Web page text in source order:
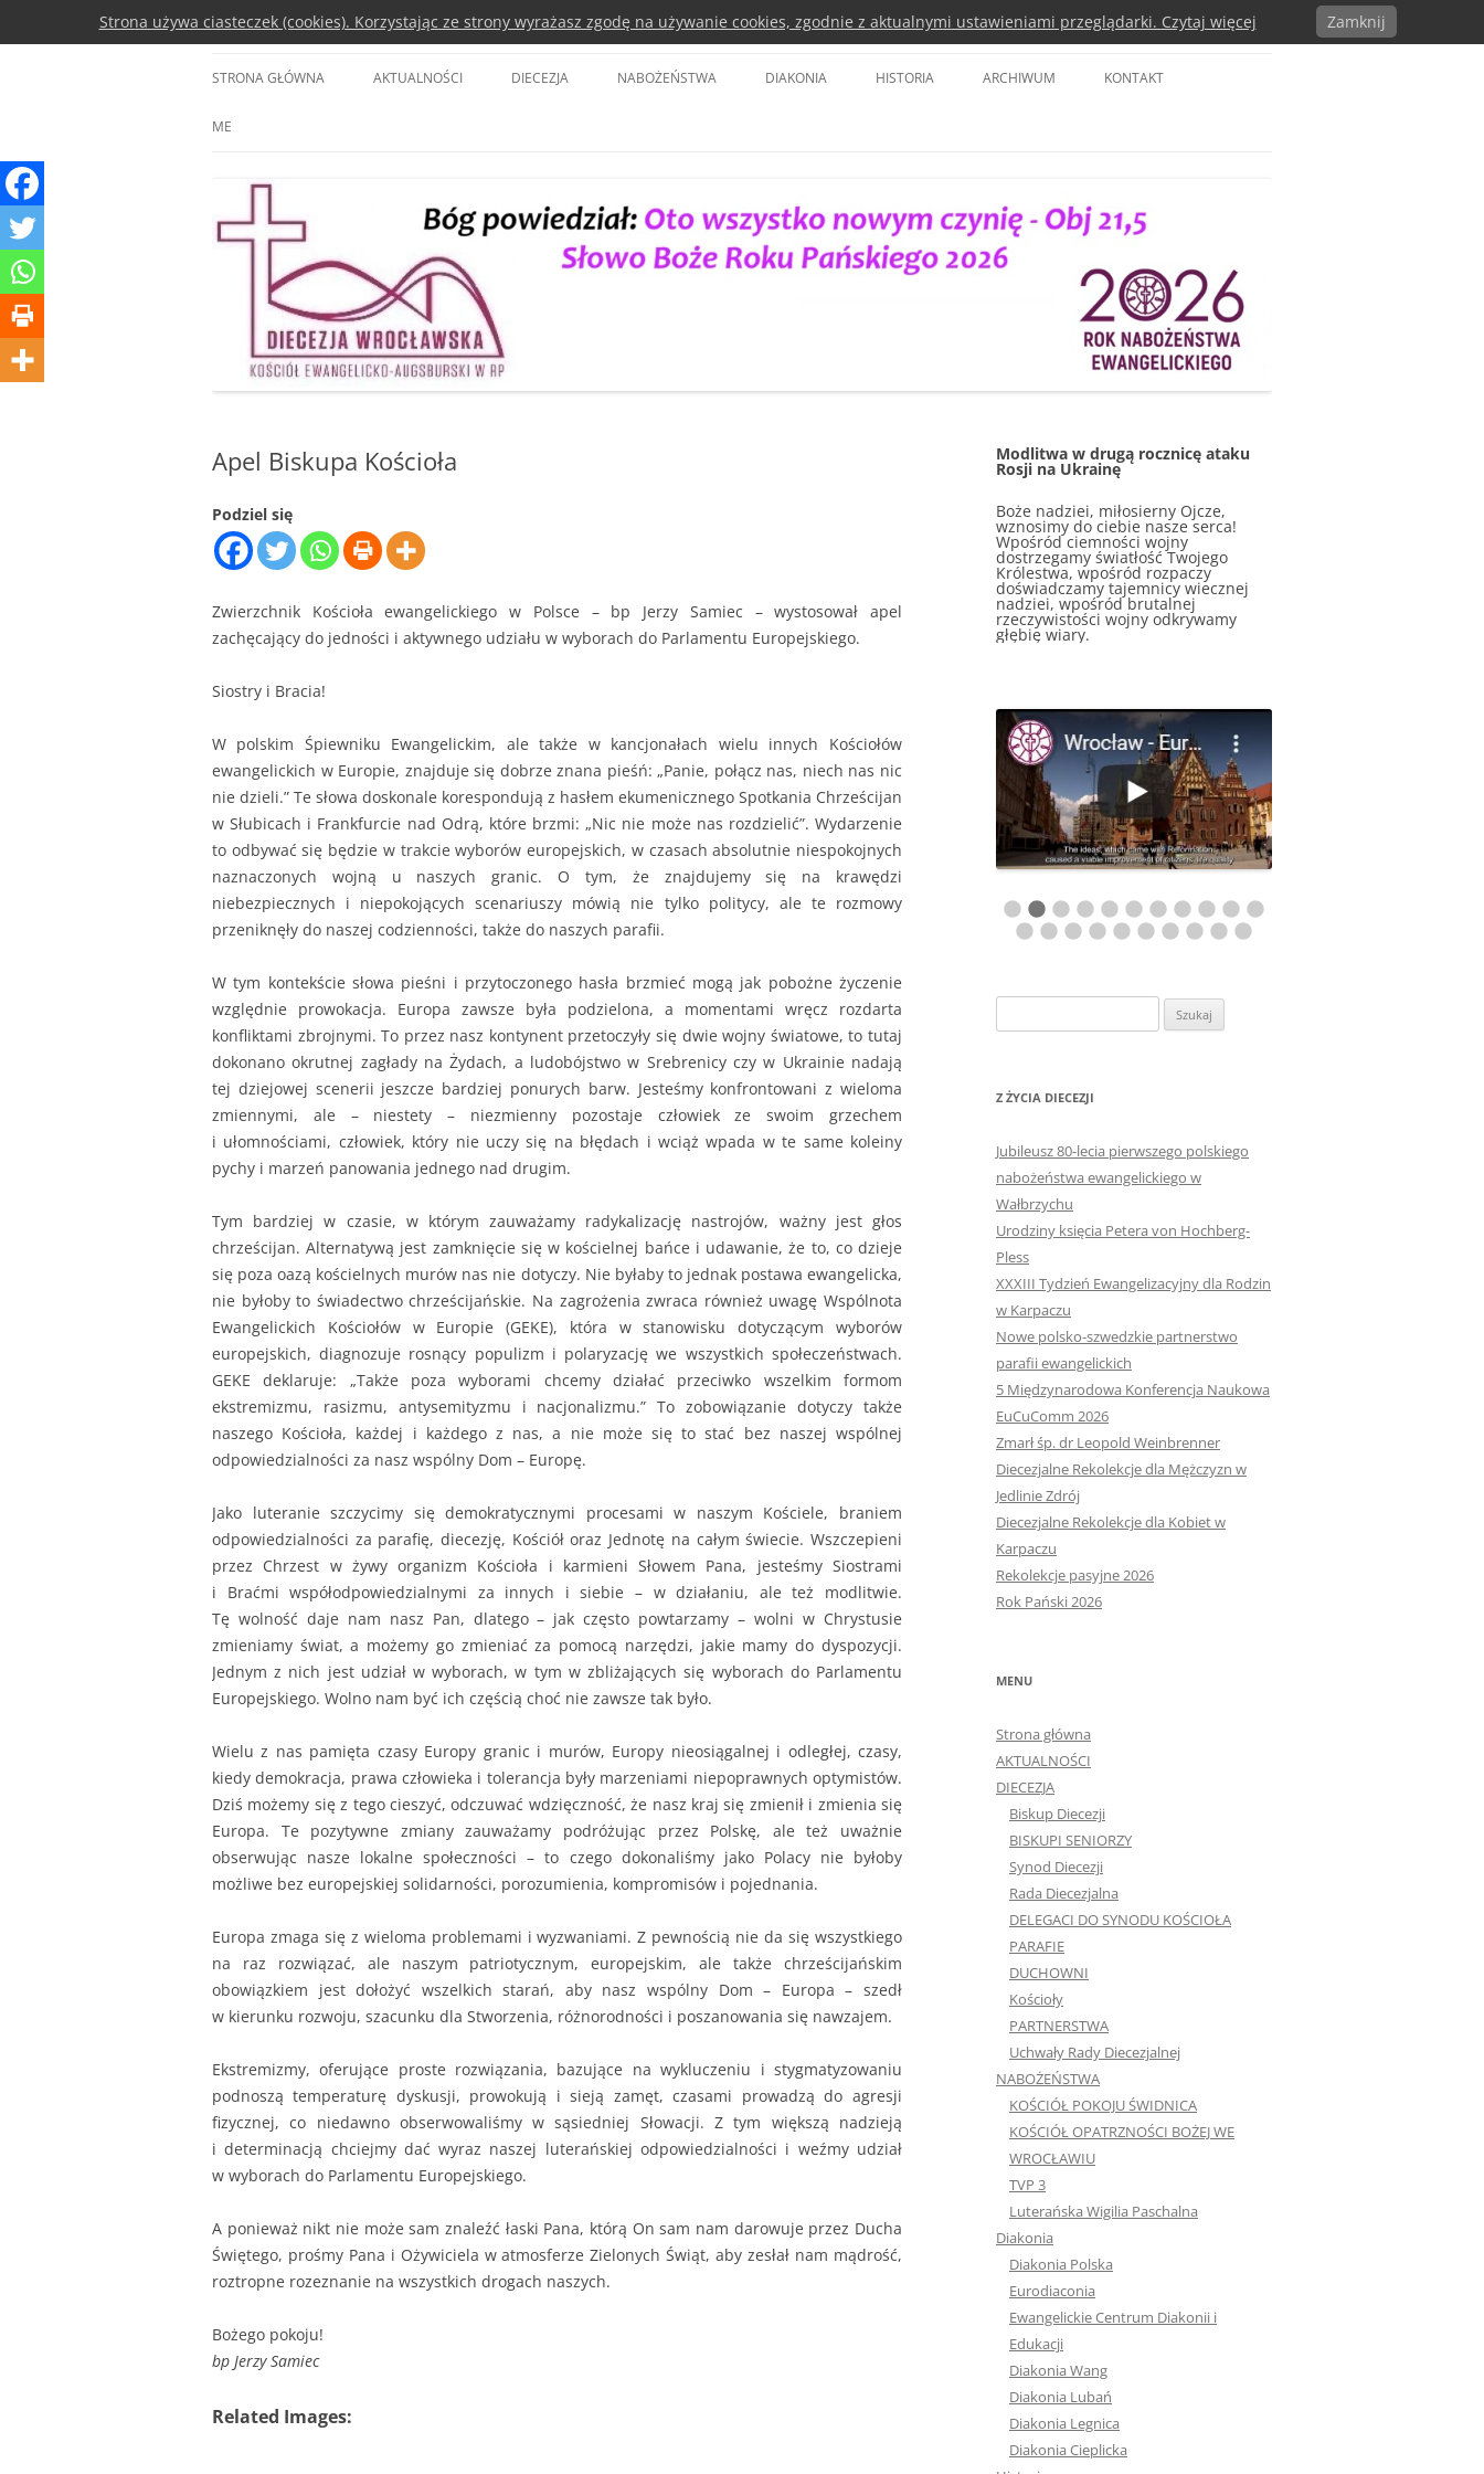
do
treści
Diecezja Wrocławska Kościoła Ewangelicko-Augsburska w RP
STRONA GŁÓWNA AKTUALNOŚCI DIECEZJA
SYNOD DIECEZJI
RADA DIECEZJALNA
DUCHOWNI
NABOŻEŃSTWA DIAKONIA
EWANGELICKIE CENTRUM
DIAKONII I EDUKACJI
HISTORIA ARCHIWUM KONTAKT
ME
Apel Biskupa Kościoła
Podziel się
Zwierzchnik Kościoła ewangelickiego w Polsce – bp Jerzy Samiec – wystosował apel
zachęcający do jedności i aktywnego udziału w wyborach do Parlamentu Europejskiego.
Siostry i Bracia!
W polskim Śpiewniku Ewangelickim, ale także w kancjonałach wielu innych Kościołów
ewangelickich w Europie, znajduje się dobrze znana pieśń: „Panie, połącz nas, niech nas nic
nie dzieli.” Te słowa doskonale korespondują z hasłem ekumenicznego Spotkania Chrześcijan
w Słubicach i Frankfurcie nad Odrą, które brzmi: „Nic nie może nas rozdzielić”. Wydarzenie
to odbywać się będzie w trakcie wyborów europejskich, w czasach absolutnie niespokojnych
naznaczonych wojną u naszych granic. O tym, że znajdujemy się na krawędzi
niebezpiecznych i niepokojących scenariuszy mówią nie tylko politycy, ale te rozmowy
przeniknęły do naszej codzienności, także do naszych parafii.
W tym kontekście słowa pieśni i przytoczonego hasła brzmieć mogą jak pobożne życzenie
względnie prowokacja. Europa zawsze była podzielona, a momentami wręcz rozdarta
konfliktami zbrojnymi. To przez nasz kontynent przetoczyły się dwie wojny światowe, to tutaj
dokonano okrutnej zagłady na Żydach, a ludobójstwo w Srebrenicy czy w Ukrainie nadają
tej dziejowej scenerii jeszcze bardziej ponurych barw. Jesteśmy konfrontowani z wieloma
zmiennymi, ale – niestety – niezmienny pozostaje człowiek ze swoim grzechem
i ułomnościami, człowiek, który nie uczy się na błędach i wciąż wpada w te same koleiny
pychy i marzeń panowania jednego nad drugim.
Tym bardziej w czasie, w którym zauważamy radykalizację nastrojów, ważny jest głos
chrześcijan. Alternatywą jest zamknięcie się w kościelnej bańce i udawanie, że to, co dzieje
się poza oazą kościelnych murów nas nie dotyczy. Nie byłaby to jednak postawa ewangelicka,
nie byłoby to świadectwo chrześcijańskie. Na zagrożenia zwraca również uwagę Wspólnota
Ewangelickich Kościołów w Europie (GEKE), która w stanowisku dotyczącym wyborów
europejskich, diagnozuje rosnący populizm i polaryzację we wszystkich społeczeństwach.
GEKE deklaruje: „Także poza wyborami chcemy działać przeciwko wszelkim formom
ekstremizmu, rasizmu, antysemityzmu i nacjonalizmu.” To zobowiązanie dotyczy także
naszego Kościoła, każdej i każdego z nas, a nie może się to stać bez naszej wspólnej
odpowiedzialności za nasz wspólny Dom – Europę.
Jako luteranie szczycimy się demokratycznymi procesami w naszym Kościele, braniem
odpowiedzialności za parafię, diecezję, Kościół oraz Jednotę na całym świecie. Wszczepieni
przez Chrzest w żywy organizm Kościoła i karmieni Słowem Pana, jesteśmy Siostrami
i Braćmi współodpowiedzialnymi za innych i siebie – w działaniu, ale też modlitwie.
Tę wolność daje nam nasz Pan, dlatego – jak często powtarzamy – wolni w Chrystusie
zmieniamy świat, a możemy go zmieniać za pomocą narzędzi, jakie mamy do dyspozycji.
Jednym z nich jest udział w wyborach, w tym w zbliżających się wyborach do Parlamentu
Europejskiego. Wolno nam być ich częścią choć nie zawsze tak było.
Wielu z nas pamięta czasy Europy granic i murów, Europy nieosiągalnej i odległej, czasy,
kiedy demokracja, prawa człowieka i tolerancja były marzeniami niepoprawnych optymistów.
Dziś możemy się z tego cieszyć, odczuwać wdzięczność, że nasz kraj się zmienił i zmienia się
Europa. Te pozytywne zmiany zauważamy podróżując przez Polskę, ale też uważnie
obserwując nasze lokalne społeczności – to czego dokonaliśmy jako Polacy nie byłoby
możliwe bez europejskiej solidarności, porozumienia, kompromisów i pojednania.
Europa zmaga się z wieloma problemami i wyzwaniami. Z pewnością nie da się wszystkiego
na raz rozwiązać, ale naszym patriotycznym, europejskim, ale także chrześcijańskim
obowiązkiem jest dołożyć wszelkich starań, aby nasz wspólny Dom – Europa – szedł
w kierunku rozwoju, szacunku dla Stworzenia, różnorodności i poszanowania się nawzajem.
Ekstremizmy, oferujące proste rozwiązania, bazujące na wykluczeniu i stygmatyzowaniu
podnoszą temperaturę dyskusji, prowokują i sieją zamęt, czasami prowadzą do agresji
fizycznej, co niedawno obserwowaliśmy w sąsiedniej Słowacji. Z tym większą nadzieją
i determinacją chciejmy dać wyraz naszej luterańskiej odpowiedzialności i weźmy udział
w wyborach do Parlamentu Europejskiego.
A ponieważ nikt nie może sam znaleźć łaski Pana, którą On sam nam darowuje przez Ducha
Świętego, prośmy Pana i Ożywiciela w atmosferze Zielonych Świąt, aby zesłał nam mądrość,
roztropne rozeznanie na wszystkich drogach naszych.
Bożego pokoju!
bp Jerzy Samiec
Related Images:
Modlitwa w drugą rocznicę ataku
Rosji na Ukrainę
Boże nadziei, miłosierny Ojcze,
wznosimy do ciebie nasze serca!
Wpośród ciemności wojny
dostrzegamy światłość Twojego
Królestwa, wpośród rozpaczy
doświadczamy tajemnicy wiecznej
nadziei, wpośród brutalnej
rzeczywistości wojny odkrywamy
głębię wiary.
Z ŻYCIA DIECEZJI
Jubileusz 80-lecia pierwszego polskiego
nabożeństwa ewangelickiego w
Wałbrzychu
Urodziny księcia Petera von Hochberg-
Pless
XXXIII Tydzień Ewangelizacyjny dla Rodzin
w Karpaczu
Nowe polsko-szwedzkie partnerstwo
parafii ewangelickich
5 Międzynarodowa Konferencja Naukowa
EuCuComm 2026
Zmarł śp. dr Leopold Weinbrenner
Diecezjalne Rekolekcje dla Mężczyzn w
Jedlinie Zdrój
Diecezjalne Rekolekcje dla Kobiet w
Karpaczu
Rekolekcje pasyjne 2026
Rok Pański 2026
MENU
Strona główna
AKTUALNOŚCI
DIECEZJA
Biskup Diecezji
BISKUPI SENIORZY
Synod Diecezji
Rada Diecezjalna
DELEGACI DO SYNODU KOŚCIOŁA
PARAFIE
DUCHOWNI
Kościoły
PARTNERSTWA
Uchwały Rady Diecezjalnej
NABOŻEŃSTWA
KOŚCIÓŁ POKOJU ŚWIDNICA
KOŚCIÓŁ OPATRZNOŚCI BOŻEJ WE
WROCŁAWIU
TVP 3
Luterańska Wigilia Paschalna
Diakonia
Diakonia Polska
Eurodiaconia
Ewangelickie Centrum Diakonii i
Edukacji
Diakonia Wang
Diakonia Lubań
Diakonia Legnica
Diakonia Cieplicka
Strona używa ciasteczek (cookies). Korzystając ze strony wyrażasz zgodę na używanie cookies, zgodnie z aktualnymi ustawieniami przeglądarki. Czytaj więcej Zamknij